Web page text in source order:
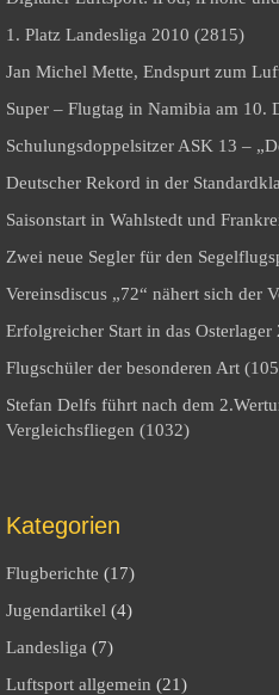
1. Platz Landesliga 2010 (2815)
Jan Michel Mette, Endspurt zum
Super – Flugtag in Namibia am 10.
Schulungsdoppelsitzer ASK 13 –
Deutscher Rekord in der
Saisonstart in Wahlstedt und
Zwei neue Segler für den
Vereinsdiscus „72“ nähert sich der
Erfolgreicher Start in das
Flugschüler der besonderen Art
Stefan Delfs führt nach dem
Vergleichsfliegen (1032)
Kategorien
Flugberichte (17)
Jugendartikel (4)
Landesliga (7)
Luftsport allgemein (21)